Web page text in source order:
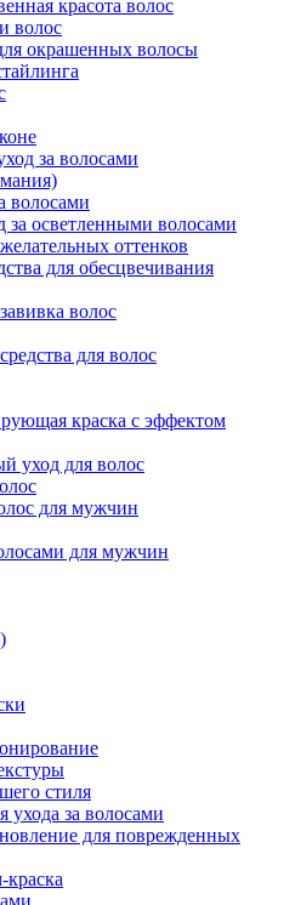
красота волос
волос
окрашенных волосы
за волосами
волосами
за осветленными волосами
оттенков
для обесцвечивания
волос
для волос
краска с эффектом
уход для волос
для мужчин
для мужчин
стиля
ухода за волосами
для поврежденных